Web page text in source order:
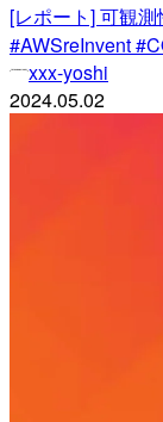
[レポート] 可観
#AWSreInvent
xxx-yoshi
2024.05.02